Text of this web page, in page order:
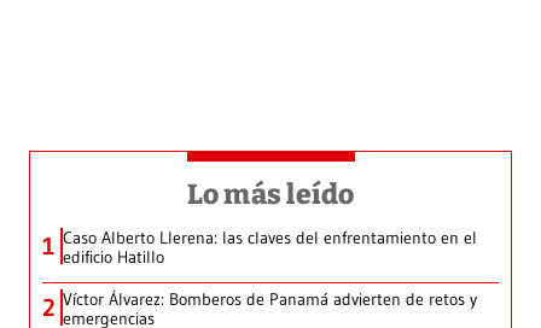
Lo más leído
1 Caso Alberto Llerena: las claves del enfrentamiento en el
edificio Hatillo
2 Víctor Álvarez: Bomberos de Panamá advierten de retos y
emergencias